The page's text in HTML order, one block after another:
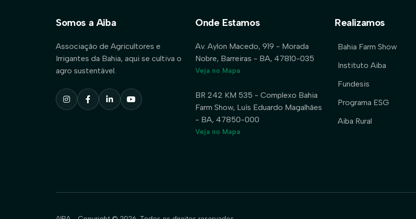
Somos a Aiba
Associação de Agricultores e
Irrigantes da Bahia, aqui se cultiva o
agro sustentável.
Onde Estamos
Av. Aylon Macedo, 919 - Morada
Nobre, Barreiras - BA, 47810-035
Veja no Mapa
BR 242 KM 535 - Complexo Bahia
Farm Show, Luís Eduardo Magalhães
- BA, 47850-000
Veja no Mapa
Realizamos
Bahia Farm Show
Instituto Aiba
Fundesis
Programa ESG
Aiba Rural